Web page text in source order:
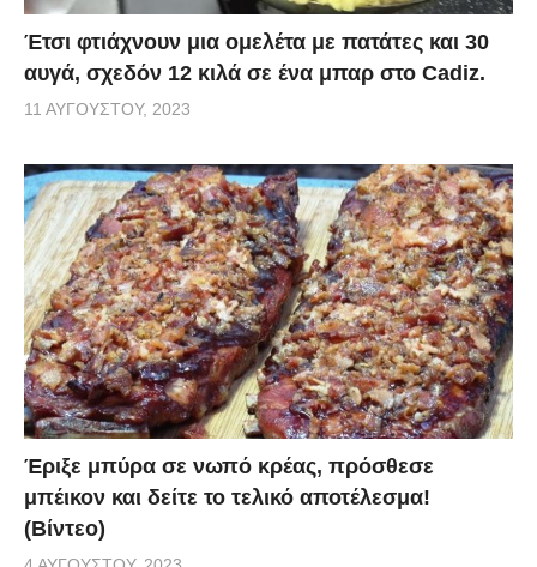
Έτσι φτιάχνουν μια ομελέτα με πατάτες και 30
αυγά, σχεδόν 12 κιλά σε ένα μπαρ στο Cadiz.
11 ΑΥΓΟΎΣΤΟΥ, 2023
Έριξε μπύρα σε νωπό κρέας, πρόσθεσε
μπέικον και δείτε το τελικό αποτέλεσμα!
(Βίντεο)